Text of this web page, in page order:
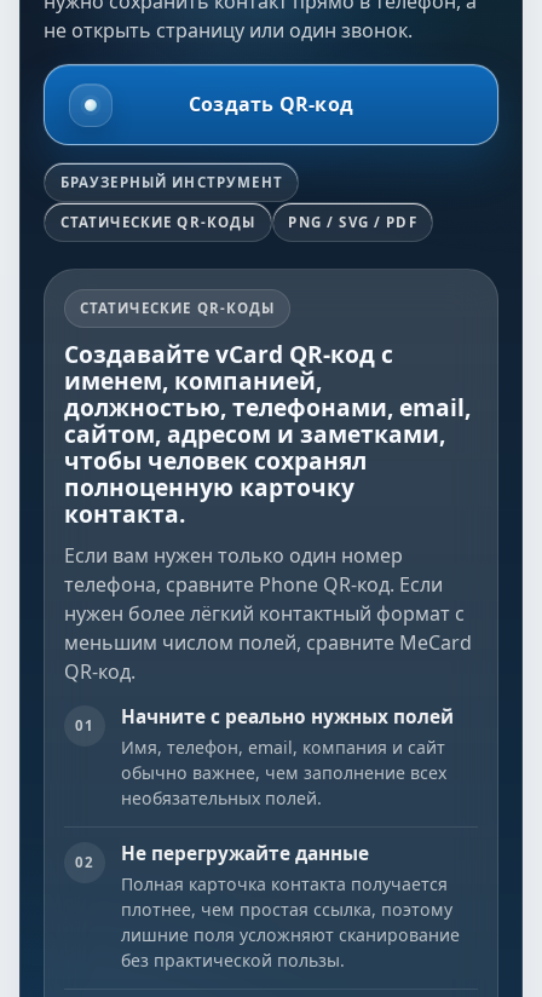
не открыть страницу или один звонок.
Создать QR-код
БРАУЗЕРНЫЙ ИНСТРУМЕНТ
СТАТИЧЕСКИЕ QR-КОДЫ PNG / SVG / PDF
СТАТИЧЕСКИЕ QR-КОДЫ
Создавайте vCard QR-код с
именем, компанией,
должностью, телефонами, email,
сайтом, адресом и заметками,
чтобы человек сохранял
полноценную карточку
контакта.
Если вам нужен только один номер
телефона, сравните Phone QR-код. Если
нужен более лёгкий контактный формат с
меньшим числом полей, сравните MeCard
QR-код.
01 Начните с реально нужных полей
Имя, телефон, email, компания и сайт
обычно важнее, чем заполнение всех
необязательных полей.
02 Не перегружайте данные
Полная карточка контакта получается
плотнее, чем простая ссылка, поэтому
лишние поля усложняют сканирование
без практической пользы.